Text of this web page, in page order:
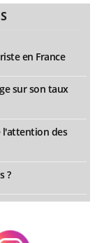
en France
sur son taux
l'attention des
?